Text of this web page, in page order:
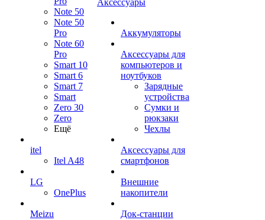
Note 50
Note 50
Pro
Note 60
Pro
Smart 10
Smart 6
Smart 7
Smart
Zero 30
Zero
Ещё
itel
Itel A48
LG
OnePlus
Meizu
Аксессуары
Аккумуляторы
Аксессуары для
компьютеров и
ноутбуков
Зарядные
устройства
Сумки и
рюкзаки
Чехлы
Аксессуары для
смартфонов
Внешние
накопители
Док-станции